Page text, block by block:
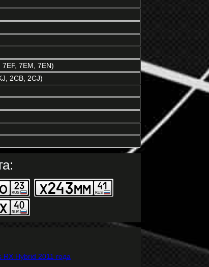
7EF, 7EM, 7EN)
2CB, 2CJ)